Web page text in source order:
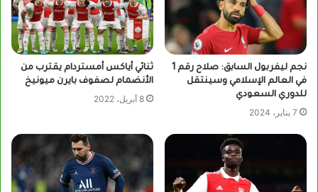
نجم ليفربول السابق: صلاح رقم 1
في العالم الإسلامي وسينتقل
للدوري السعودي
7 يناير، 2024
ثنائي أياكس أمستردام يقترب من
الأنضمام لصفوف بايرن ميونيخ
8 أبريل، 2022